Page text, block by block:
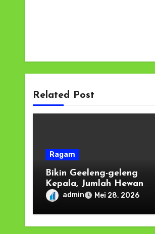
Related Post
Ragam
Bikin Geeleng-geleng
Kepala, Jumlah Hewan
Qurban Kodam Pattimura
Tembus 78 Ekor.
admin Mei 28, 2026